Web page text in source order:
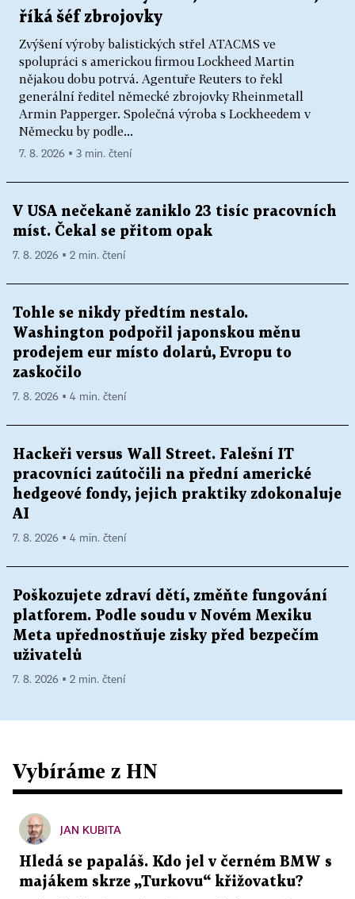
říká šéf zbrojovky
Zvýšení výroby balistických střel ATACMS ve
spolupráci s americkou firmou Lockheed Martin
nějakou dobu potrvá. Agentuře Reuters to řekl
generální ředitel německé zbrojovky Rheinmetall
Armin Papperger. Společná výroba s Lockheedem v
Německu by podle...
7. 8. 2026 ▪ 3 min. čtení
V USA nečekaně zaniklo 23 tisíc pracovních
míst. Čekal se přitom opak
7. 8. 2026 ▪ 2 min. čtení
Tohle se nikdy předtím nestalo.
Washington podpořil japonskou měnu
prodejem eur místo dolarů, Evropu to
zaskočilo
7. 8. 2026 ▪ 4 min. čtení
Hackeři versus Wall Street. Falešní IT
pracovníci zaútočili na přední americké
hedgeové fondy, jejich praktiky zdokonaluje
AI
7. 8. 2026 ▪ 4 min. čtení
Poškozujete zdraví dětí, změňte fungování
platforem. Podle soudu v Novém Mexiku
Meta upřednostňuje zisky před bezpečím
uživatelů
7. 8. 2026 ▪ 2 min. čtení
Vybíráme z HN
JAN KUBITA
Hledá se papaláš. Kdo jel v černém BMW s
majákem skrze „Turkovu“ křižovatku?